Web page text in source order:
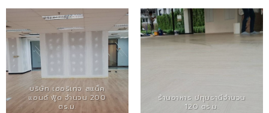
บริษัท เฮอริเทจ สแน็ค
แอนด์ ฟู้ด จำนวน 200
ตร.ม.
ร้านอาหาร ปทุมธานีจำนวน
120 ตร.ม.